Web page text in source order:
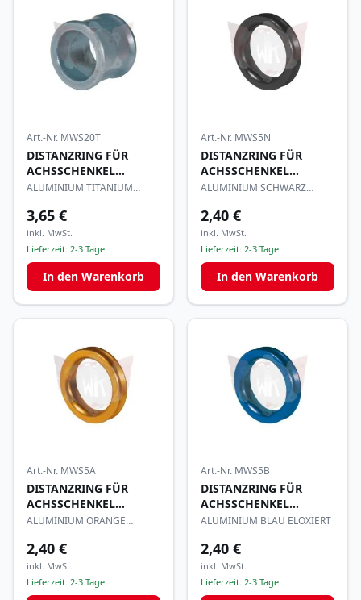
Art.-Nr. MWS20T
DISTANZRING FÜR
ACHSSCHENKEL
17x20mm
ALUMINIUM TITANIUM
3,65 €
inkl. MwSt.
Lieferzeit: 2-3 Tage
In den Warenkorb
Art.-Nr. MWS5N
DISTANZRING FÜR
ACHSSCHENKEL
17x5mm
ALUMINIUM SCHWARZ
2,40 €
inkl. MwSt.
Lieferzeit: 2-3 Tage
In den Warenkorb
Art.-Nr. MWS5A
DISTANZRING FÜR
ACHSSCHENKEL
17x5mm
ALUMINIUM ORANGE
2,40 €
inkl. MwSt.
Lieferzeit: 2-3 Tage
Art.-Nr. MWS5B
DISTANZRING FÜR
ACHSSCHENKEL
17x5mm
ALUMINIUM BLAU ELOXIERT
2,40 €
inkl. MwSt.
Lieferzeit: 2-3 Tage